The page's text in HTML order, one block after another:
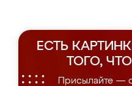
ЕСТЬ
ТОГО,
Присылайте —